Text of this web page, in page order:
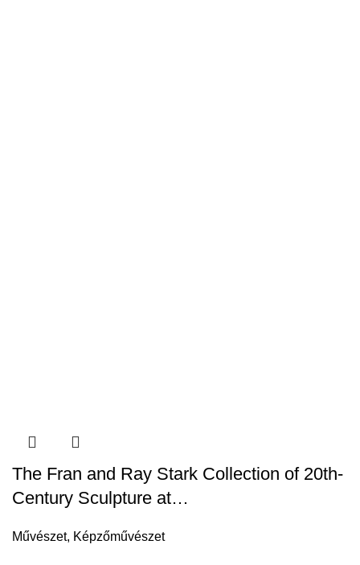
The Fran and Ray Stark Collection of 20th-
Century Sculpture at…
Művészet, Képzőművészet